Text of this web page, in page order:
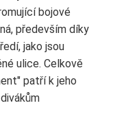
bojové
především díky
jako jsou
ulice. Celkově
patří k jeho